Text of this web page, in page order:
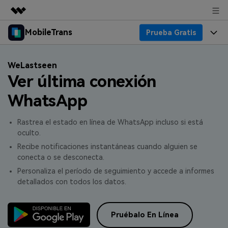
Productos destacados
Utilidades
Resumen
Soluciones
Quiénes somos
Tienda
Soporte
MobileTrans Prueba Gratis
Para Escritorio
Pasa datos de WhatsApp de
restaura copias de seguridad de
WhatsApp y más apps sociales.
Respaldo y Restauración
Realiza y restaura copias de
seguridad de más de 18 tipos de
datos, incluyendo los datos de
Precios
Precios para Windows
Precios para Mac
Soporte
Guía de Usuario
Preguntas Frecuentes
Sobre Nosotros
Blog
Tendencias
Tendencias
ENCUENTRA MÁS SOLUCIONES
Buscar
WeLastseen
Ver última conexión
WhatsApp
Rastrea el estado en línea de WhatsApp incluso si está
oculto.
Recibe notificaciones instantáneas cuando alguien se
conecta o se desconecta.
Personaliza el período de seguimiento y accede a informes
detallados con todos los datos.
Pruébalo En Línea